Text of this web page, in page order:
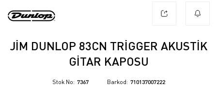
JIM DUNLOP 83CN TRIGGER AKUSTIK
GITAR KAPOSU
Stok No 7367 Barkod 710137007222